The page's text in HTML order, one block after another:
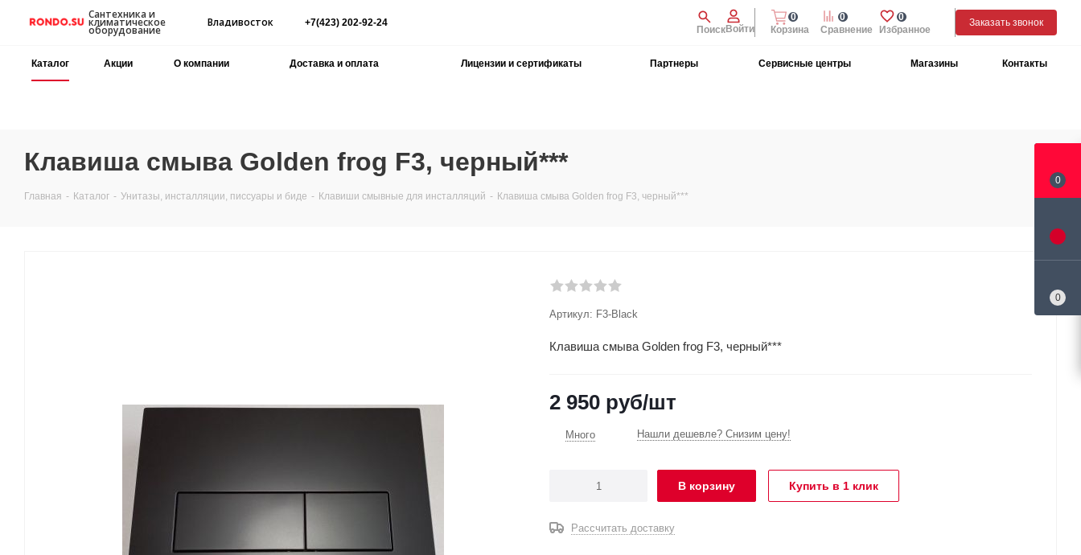
Сантехника и
климатическое
оборудование
Владивосток +7(423) 202-92-24
ПоискВойти Избранное
0
Сравнение
0
Корзина
0
Заказать звонок
Каталог Акции О компании Доставка и оплата Лицензии и сертификаты Партнеры Сервисные центры Магазины Контакты
Клавиша смыва Golden frog F3, черный***
Главная - Каталог - Унитазы, инсталляции, писсуары и биде - Клавиши смывные для инсталляций - Клавиша смыва Golden frog F3, черный***
Артикул: F3-Black
Клавиша смыва Golden frog F3, черный***
2 950 руб/шт
Много Нашли дешевле? Снизим цену!
В корзину Купить в 1 клик
Рассчитать доставку
0
0